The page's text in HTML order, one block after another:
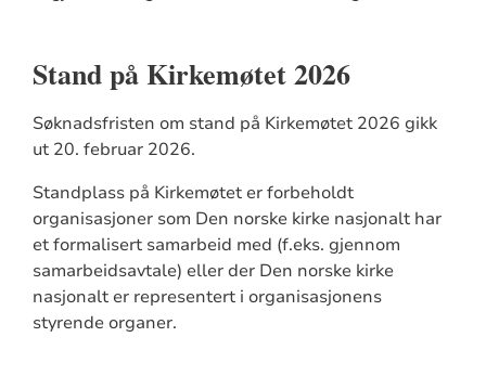
Stand på Kirkemøtet 2026
Søknadsfristen om stand på Kirkemøtet 2026 gikk
ut 20. februar 2026.
Standplass på Kirkemøtet er forbeholdt
organisasjoner som Den norske kirke nasjonalt har
et formalisert samarbeid med (f.eks. gjennom
samarbeidsavtale) eller der Den norske kirke
nasjonalt er representert i organisasjonens
styrende organer.